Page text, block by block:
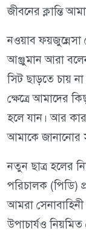
জীবনের ক্লান্তি
নওয়াব ফয়জুন্নেসা
আঞ্জুমান আরা
সিট ছাড়তে চায়
ক্ষেত্রে আমাদের
হলে যান। আর
আমাকে জানানোর
নতুন ছাত্র হলের
পরিচালক
আমরা
উপাচার্যও